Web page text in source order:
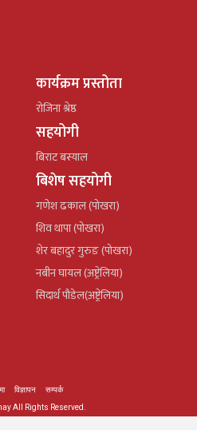
कार्यक्रम प्रस्तोता
रोजिना श्रेष्ठ
सहयोगी
बिराट बस्याल
बिशेष सहयोगी
गणेश ढकाल (पोखरा)
शिव थापा (पोखरा)
शेर बहादुर गुरुङ (पोखरा)
नबीन घायल (अष्ट्रेलिया)
सिदार्थ पौडेल(अष्ट्रेलिया)
विज्ञापन
सम्पर्क
All Rights Reserved.